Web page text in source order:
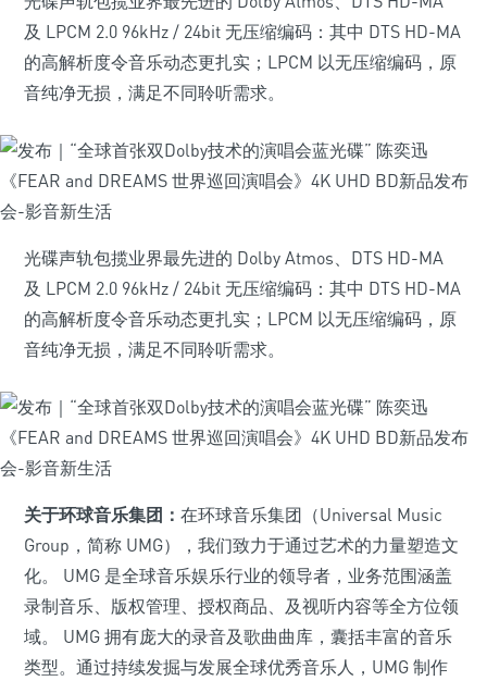
及 LPCM 2.0 96kHz / 24bit 无压缩编码：其中 DTS HD-MA
的高解析度令音乐动态更扎实；LPCM 以无压缩编码，原
音纯净无损，满足不同聆听需求。
光碟声轨包揽业界最先进的 Dolby Atmos、DTS HD-MA
及 LPCM 2.0 96kHz / 24bit 无压缩编码：其中 DTS HD-MA
的高解析度令音乐动态更扎实；LPCM 以无压缩编码，原
音纯净无损，满足不同聆听需求。
关于环球音乐集团： 在环球音乐集团（Universal Music
Group，简称 UMG），我们致力于通过艺术的力量塑造文
化。 UMG 是全球音乐娱乐行业的领导者，业务范围涵盖
录制音乐、版权管理、授权商品、及视听内容等全方位领
域。 UMG 拥有庞大的录音及歌曲曲库，囊括丰富的音乐
类型。通过持续发掘与发展全球优秀音乐人，UMG 制作